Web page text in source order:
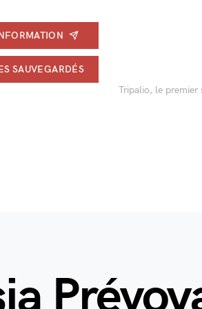
SAUVEGARDÉS
Tripalio, le premier